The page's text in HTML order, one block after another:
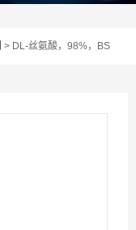
> DL-丝氨酸，98%，BS